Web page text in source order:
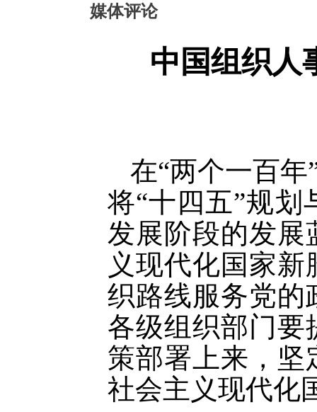
媒体评论
中国组织人
在“两个一百
将“十四五”规划
发展阶段的发展
义现代化国家
织路线服务党的
各级组织部门要
策部署上来，坚
社会主义现代化